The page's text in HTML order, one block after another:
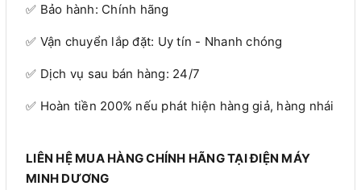
✅ Bảo hành: Chính hãng
✅ Vận chuyển lắp đặt: Uy tín - Nhanh chóng
✅ Dịch vụ sau bán hàng: 24/7
✅ Hoàn tiền 200% nếu phát hiện hàng giả, hàng nhái
LIÊN HỆ MUA HÀNG CHÍNH HÃNG TẠI ĐIỆN MÁY
MINH DƯƠNG